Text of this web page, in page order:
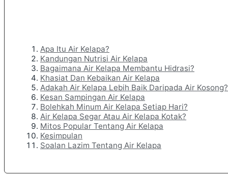
Apa Itu Air Kelapa?
Kandungan Nutrisi Air Kelapa
Bagaimana Air Kelapa Membantu Hidrasi?
Khasiat Dan Kebaikan Air Kelapa
Adakah Air Kelapa Lebih Baik Daripada Air Kosong?
Kesan Sampingan Air Kelapa
Bolehkah Minum Air Kelapa Setiap Hari?
Air Kelapa Segar Atau Air Kelapa Kotak?
Mitos Popular Tentang Air Kelapa
Kesimpulan
Soalan Lazim Tentang Air Kelapa